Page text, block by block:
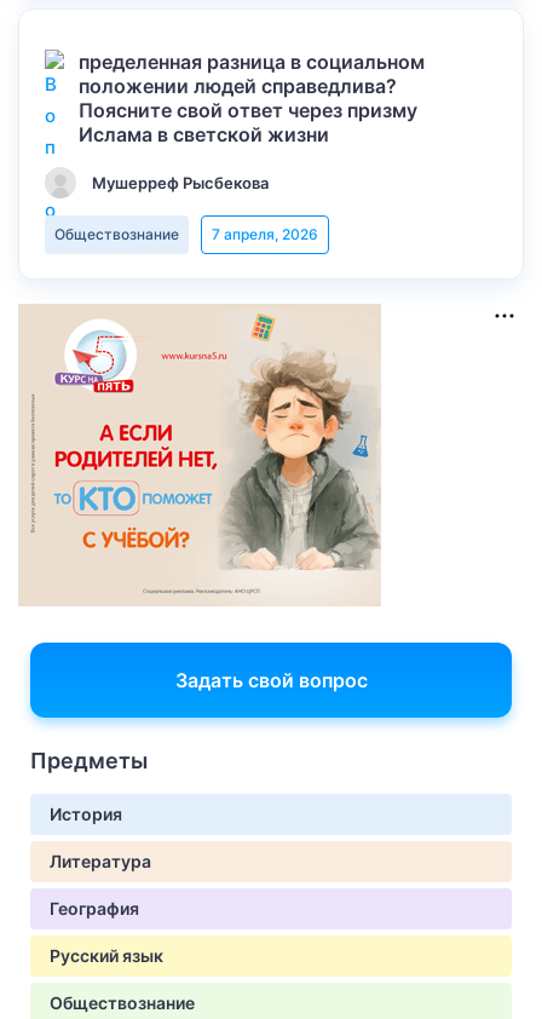
пределенная разница в социальном
положении людей справедлива?
Поясните свой ответ через призму
Ислама в светской жизни
Мушерреф Рысбекова
Обществознание 7 апреля, 2026
Задать свой вопрос
Предметы
История
Литература
География
Русский язык
Обществознание